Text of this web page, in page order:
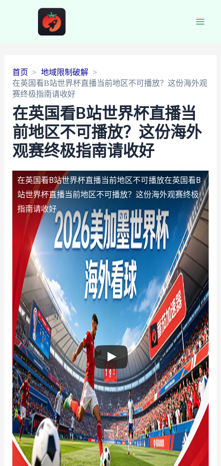
首页
地域限制破解
在英国看B站世界杯直播当前地区不可播放？这份海外观
赛终极指南请收好
在英国看B站世界杯直播当
前地区不可播放？这份海外
观赛终极指南请收好
在英国看B站世界杯直播当前地区不可播放在英国看B
站世界杯直播当前地区不可播放？这份海外观赛终极
指南请收好